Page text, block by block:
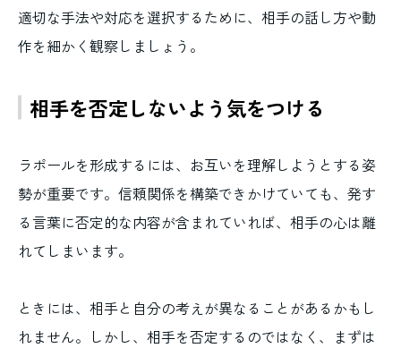
適切な手法や対応を選択するために、相手の話し方や動
作を細かく観察しましょう。
相手を否定しないよう気をつける
ラポールを形成するには、お互いを理解しようとする姿
勢が重要です。信頼関係を構築できかけていても、発す
る言葉に否定的な内容が含まれていれば、相手の心は離
れてしまいます。
ときには、相手と自分の考えが異なることがあるかもし
れません。しかし、相手を否定するのではなく、まずは